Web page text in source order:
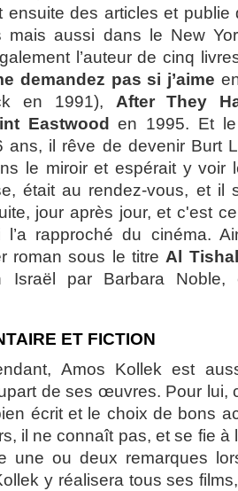
ensuite des articles et
mais aussi dans le New
l’auteur de cinq
demandez pas si j’aime
en 1991), After They
Eastwood
en 1995. Et
ans, il rêve de devenir Burt
le miroir et espérait y voir
était au rendez-vous, et il
jour après jour, et c'est
rapproché du cinéma.
roman sous le titreAl
Israël par Barbara
ET FICTION
Amos Kollek est
de ses œuvres. Pour lui,
écrit et le choix de bons
il ne connaît pas, et se fie à
une ou deux remarques
y réalisera tous ses